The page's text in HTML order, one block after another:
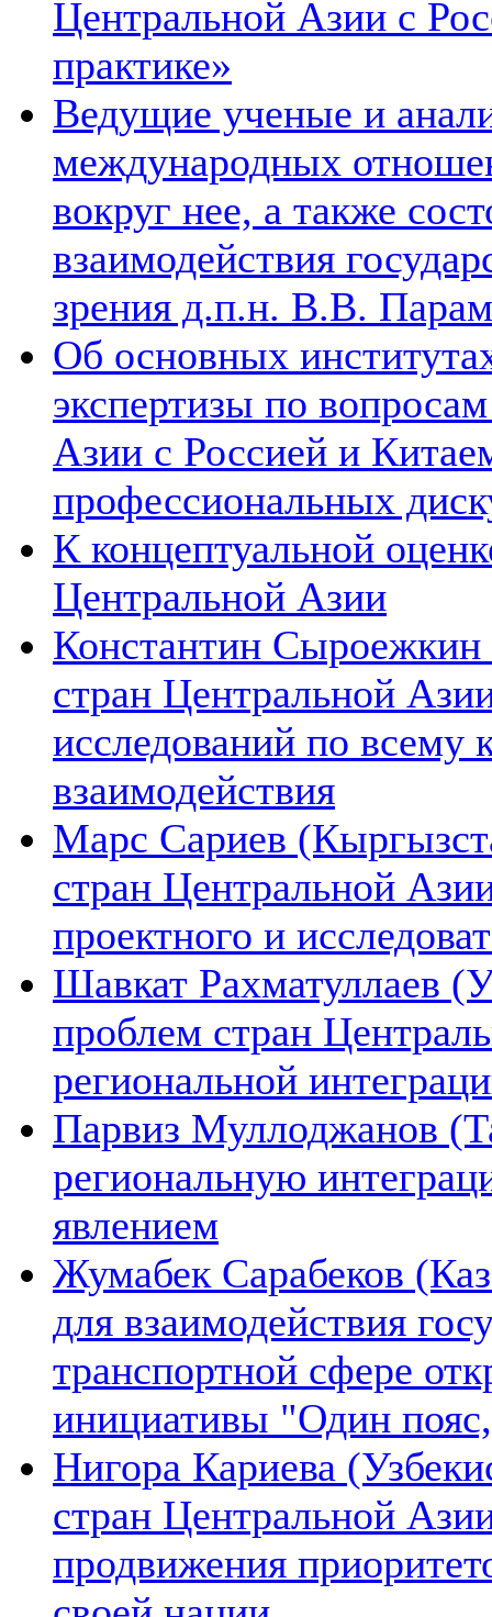
Центральной Азии с
практике»
Ведущие ученые и
международных
вокруг нее, а также
взаимодействия
зрения д.п.н. В.В.
Об основных
экспертизы по
Азии с Россией и
профессиональных
К концептуальной
Центральной Азии
Константин Сыроежкин
стран Центральной
исследований по всему
взаимодействия
Марс Сариев
стран Центральной
проектного и
Шавкат Рахматуллаев
проблем стран
региональной
Парвиз Муллоджанов
региональную
явлением
Жумабек Сарабеков
для взаимодействия
транспортной сфере
инициативы "Один
Нигора Кариева
стран Центральной
продвижения